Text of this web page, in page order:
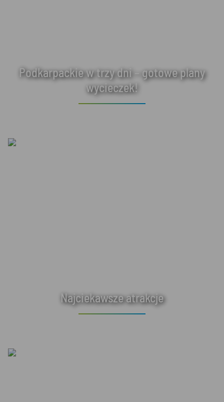
Podkarpackie w trzy dni – gotowe plany
wycieczek!
Najciekawsze atrakcje